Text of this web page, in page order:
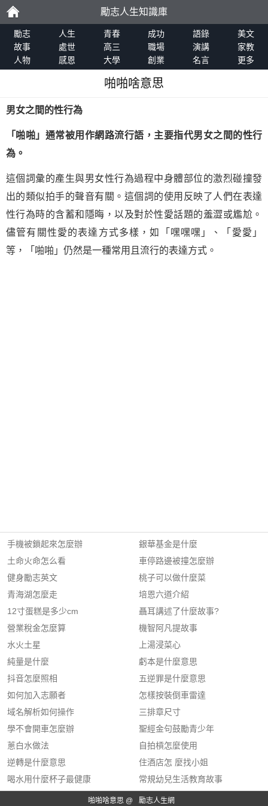
勵
志
勵志人生知識庫
勵志 人生 青春 成功 語錄
美文
故事
處世 高三 職場 演講
家教
人物
感恩 大學 創業 名言 更多
啪啪啥意思
男女之間的性行為
「 啪啪 」通常被用作網路流行語，主要指代男女之間的性行
為。
這個詞彙的產生與男女性行為過程中身體部位的激烈碰撞發
出的類似拍手的聲音有關。這個詞的使用反映了人們在表達
性行為時的含蓄和隱晦，以及對於性愛話題的羞澀或尷尬。
儘管有關性愛的表達方式多樣，如「嘿嘿嘿」、「愛愛」
等，「啪啪」仍然是一種常用且流行的表達方式。
手機被鎖起來怎麼辦
土命火命怎么看
健身勵志英文
青海湖怎麼走
12寸蛋糕是多少cm
營業稅金怎麼算
水火土星
純量是什麼
抖音怎麼照相
如何加入志願者
域名解析如何操作
學不會開車怎麼辦
蔥白水做法
逆轉是什麼意思
喝水用什麼杯子最健康
銀華基金是什麼
車停路邊被撞怎麼辦
桃子可以做什麼菜
培恩六道介紹
聶耳講述了什麼故事?
機智阿凡提故事
上湯浸菜心
虧本是什麼意思
五逆罪是什麼意思
怎樣按裝倒車雷達
三排章尺寸
聖經金句鼓勵青少年
自拍槓怎麼使用
住酒店怎 麼找小姐
常規幼兒生活教育故事
啪啪啥意思 @ 勵志人生網